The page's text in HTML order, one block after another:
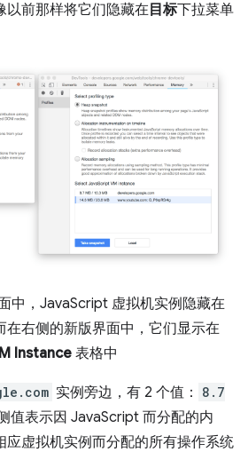
以前那样将它们隐藏在 目标下拉菜单
中，JavaScript 虚拟机实例隐藏在
在右侧的新版界面中，它们显示在
Instance 表格中
实例旁边，有 2 个值：
8.7
值表示因 JavaScript 而分配的内
应虚拟机实例而分配的所有操作系统